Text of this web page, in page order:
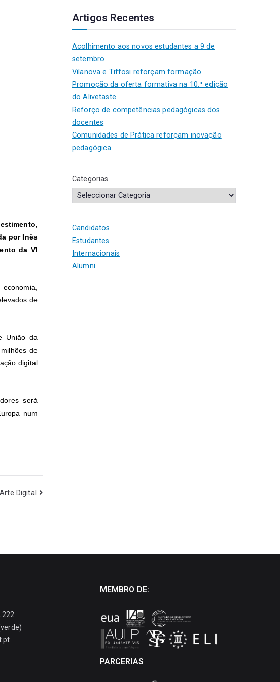
por Inês
da VI
de
União da
de
digital
será
num
Digital
Artigos Recentes
Acolhimento aos novos estudantes a 9 de
setembro
Vilanova e Tiffosi reforçam formação
Promoção da oferta formativa na 10.ª edição
do Alivetaste
Reforço de competências pedagógicas dos
docentes
Comunidades de Prática reforçam inovação
pedagógica
Categorias
Candidatos
Estudantes
Internacionais
Alumni
222
MEMBRO DE:
PARCERIAS